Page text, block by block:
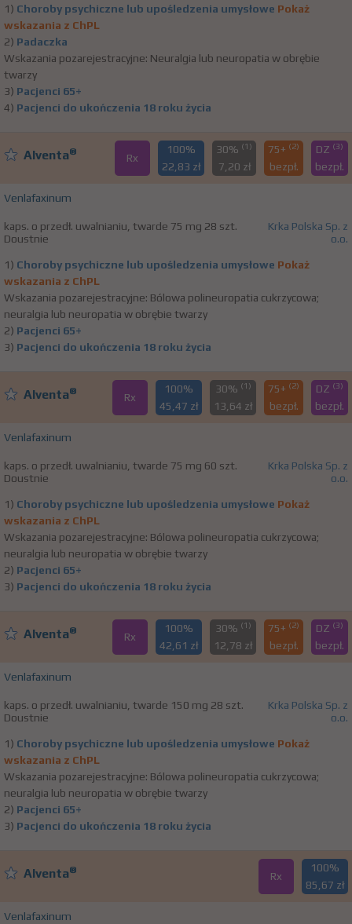
1) Choroby psychiczne lub upośledzenia umysłowe Pokaż
wskazania z ChPL
2) Padaczka
Wskazania pozarejestracyjne: Neuralgia lub neuropatia w obrębie
twarzy
3) Pacjenci 65+
4) Pacjenci do ukończenia 18 roku życia
Alventa® Rx
100%
22,83 zł
30% (1)
7,20 zł
75+ (2)
bezpł.
DZ (3)
bezpł.
Venlafaxinum
kaps. o przedł. uwalnianiu, twarde 75 mg 28 szt.
Doustnie
Krka Polska Sp. z
o.o.
1) Choroby psychiczne lub upośledzenia umysłowe Pokaż
wskazania z ChPL
Wskazania pozarejestracyjne: Bólowa polineuropatia cukrzycowa;
neuralgia lub neuropatia w obrębie twarzy
2) Pacjenci 65+
3) Pacjenci do ukończenia 18 roku życia
Alventa® Rx
100%
45,47 zł
30% (1)
13,64 zł
75+ (2)
bezpł.
DZ (3)
bezpł.
Venlafaxinum
kaps. o przedł. uwalnianiu, twarde 75 mg 60 szt.
Doustnie
Krka Polska Sp. z
o.o.
1) Choroby psychiczne lub upośledzenia umysłowe Pokaż
wskazania z ChPL
Wskazania pozarejestracyjne: Bólowa polineuropatia cukrzycowa;
neuralgia lub neuropatia w obrębie twarzy
2) Pacjenci 65+
3) Pacjenci do ukończenia 18 roku życia
Alventa® Rx
100%
42,61 zł
30% (1)
12,78 zł
75+ (2)
bezpł.
DZ (3)
bezpł.
Venlafaxinum
kaps. o przedł. uwalnianiu, twarde 150 mg 28 szt.
Doustnie
Krka Polska Sp. z
o.o.
1) Choroby psychiczne lub upośledzenia umysłowe Pokaż
wskazania z ChPL
Wskazania pozarejestracyjne: Bólowa polineuropatia cukrzycowa;
neuralgia lub neuropatia w obrębie twarzy
2) Pacjenci 65+
3) Pacjenci do ukończenia 18 roku życia
Alventa® Rx
100%
85,67 zł
Venlafaxinum